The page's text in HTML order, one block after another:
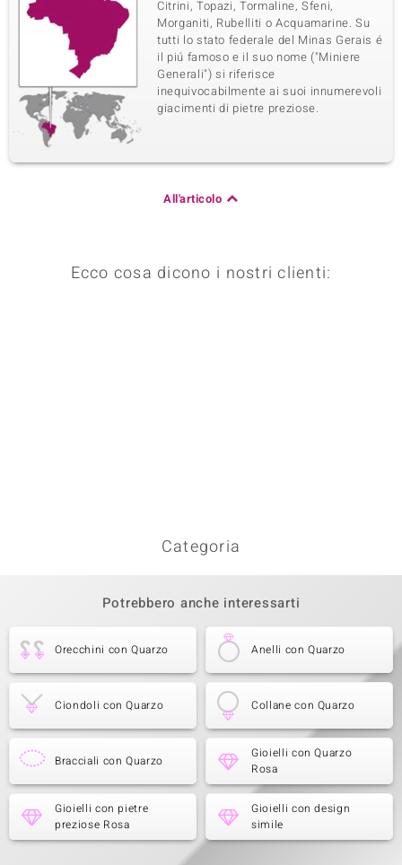
Citrini, Topazi, Tormaline, Sfeni,
Morganiti, Rubelliti o Acquamarine. Su
tutti lo stato federale del Minas Gerais é
il piú famoso e il suo nome ("Miniere
Generali") si riferisce
inequivocabilmente ai suoi innumerevoli
giacimenti di pietre preziose.
All'articolo
Ecco cosa dicono i nostri clienti:
Categoria
Potrebbero anche interessarti
Orecchini con Quarzo Anelli con Quarzo
Ciondoli con Quarzo Collane con Quarzo
Bracciali con Quarzo
Gioielli con Quarzo
Rosa
Gioielli con pietre
preziose Rosa
Gioielli con design
simile